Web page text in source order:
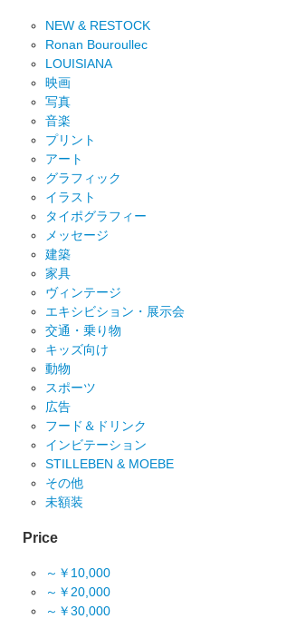
NEW & RESTOCK
Ronan Bouroullec
LOUISIANA
映画
写真
音楽
プリント
アート
グラフィック
イラスト
タイポグラフィー
メッセージ
建築
家具
ヴィンテージ
エキシビション・展示会
交通・乗り物
キッズ向け
動物
スポーツ
広告
フード＆ドリンク
インビテーション
STILLEBEN & MOEBE
その他
未額装
Price
～￥10,000
～￥20,000
～￥30,000